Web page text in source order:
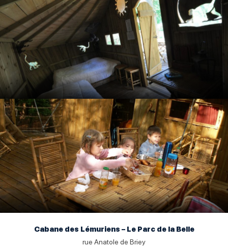
Cabane des Lémuriens – Le Parc de la Belle
rue Anatole de Briey